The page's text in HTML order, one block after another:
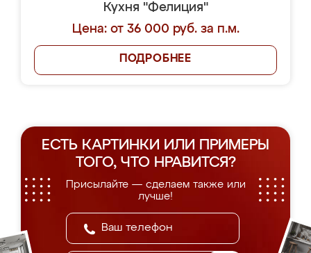
Кухня "Фелиция"
Цена: от 36 000 руб. за п.м.
ПОДРОБНЕЕ
ЕСТЬ КАРТИНКИ ИЛИ ПРИМЕРЫ
ТОГО, ЧТО НРАВИТСЯ?
Присылайте — сделаем также или
лучше!